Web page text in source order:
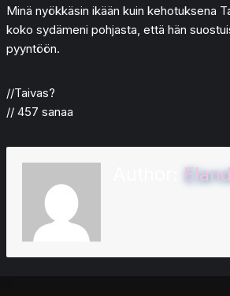
Minä nyökkäsin ikään kuin kehotuksena
koko sydämeni pohjasta, että hän
pyyntöön.
//Taivas?
// 457 sanaa